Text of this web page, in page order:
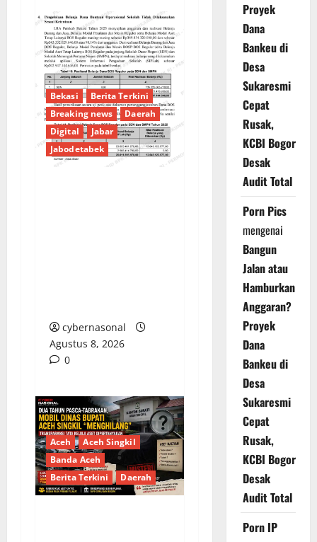
Bekasi
Berita Terkini
Breaking news
Daerah
Digital
Jabar
Jabodetabek
cybernasonal
Agustus 8, 2026
0
Aceh
Aceh Singkil
Banda Aceh
Berita Terkini
Daerah
Proyek
Dana
Bankeu di
Desa
Sukaresmi
Cepat
Rusak,
KCBI Bogor
Desak
Audit Total
Porn Pics
mengenai
Bangun
Jalan atau
Hamburkan
Anggaran?
Proyek
Dana
Bankeu di
Desa
Sukaresmi
Cepat
Rusak,
KCBI Bogor
Desak
Audit Total
Porn IP